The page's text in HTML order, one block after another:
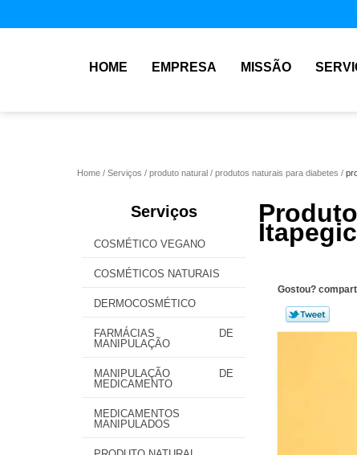
HOME EMPRESA MISSÃO
Home Serviços produto natural produtos naturais para diabetes
Serviços
COSMÉTICO VEGANO
COSMÉTICOS NATURAIS
DERMOCOSMÉTICO
FARMÁCIAS DE
MANIPULAÇÃO
MANIPULAÇÃO DE
MEDICAMENTO
MEDICAMENTOS
MANIPULADOS
Gostou?